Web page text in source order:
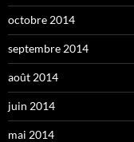
octobre 2014
septembre 2014
août 2014
juin 2014
mai 2014